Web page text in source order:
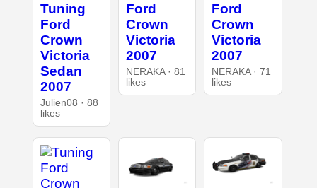
Tuning
Ford
Crown
Victoria
Sedan
2007
Julien08 · 88
likes
Ford
Crown
Victoria
2007
NERAKA · 81
likes
Ford
Crown
Victoria
2007
NERAKA · 71
likes